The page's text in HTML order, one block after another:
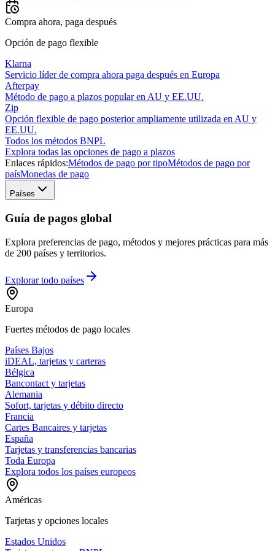
Compra ahora, paga después
Opción de pago flexible
Klarna
Servicio líder de compra ahora paga después en Europa
Afterpay
Método de pago a plazos popular en AU y EE.UU.
Zip
Opción flexible de pago posterior ampliamente utilizada en AU y
EE.UU.
Todos los métodos BNPL
Explora todas las opciones de pago a plazos
Enlaces rápidos:Métodos de pago por tipoMétodos de pago por
paísMonedas de pago
Países
Guía de pagos global
Explora preferencias de pago, métodos y mejores prácticas para más
de 200 países y territorios.
Explorar todo países
Europa
Fuertes métodos de pago locales
Países Bajos
iDEAL, tarjetas y carteras
Bélgica
Bancontact y tarjetas
Alemania
Sofort, tarjetas y débito directo
Francia
Cartes Bancaires y tarjetas
España
Tarjetas y transferencias bancarias
Toda Europa
Explora todos los países europeos
Américas
Tarjetas y opciones locales
Estados Unidos